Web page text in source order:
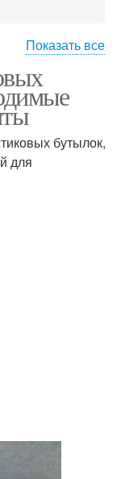
бутылок
Показать все
бутылок,
для